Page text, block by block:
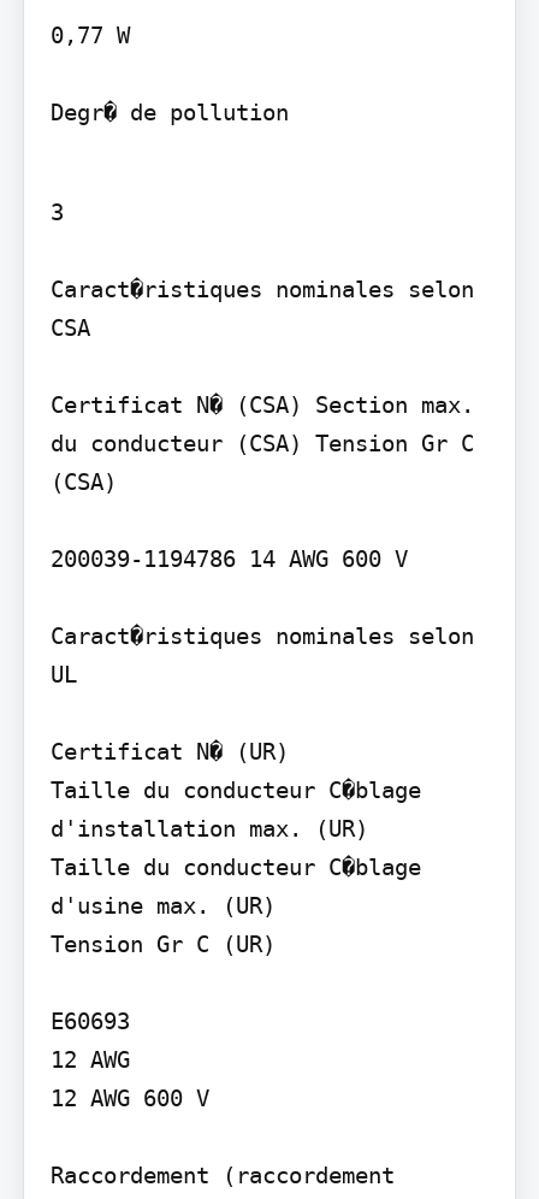
0,77 W
Degr� de pollution
3
Caract�ristiques nominales selon
CSA
Certificat N� (CSA) Section max.
du conducteur (CSA) Tension Gr C
(CSA)
200039-1194786 14 AWG 600 V
Caract�ristiques nominales selon
UL
Certificat N� (UR)
Taille du conducteur C�blage
d'installation max. (UR)
Taille du conducteur C�blage
d'usine max. (UR)
Tension Gr C (UR)
E60693
12 AWG
12 AWG 600 V
Raccordement (raccordement